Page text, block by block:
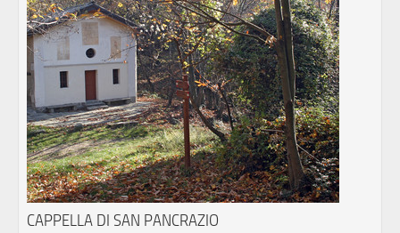
CAPPELLA DI SAN PANCRAZIO